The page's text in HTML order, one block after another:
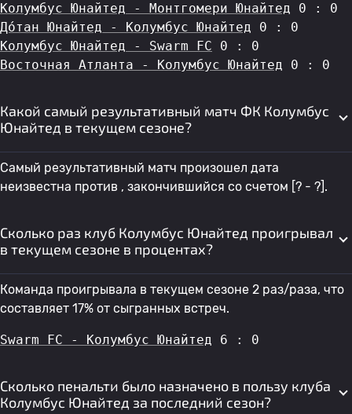
Колумбус Юнайтед - Монтгомери Юнайтед 0 : 0
До́тан Юнайтед - Колумбус Юнайтед 0 : 0
Колумбус Юнайтед - Swarm FC 0 : 0
Восточная Атланта - Колумбус Юнайтед 0 : 0
Какой самый результативный матч ФК Колумбус
Юнайтед в текущем сезоне?
Самый результативный матч произошел дата
неизвестна против , закончившийся со счетом [? - ?].
Сколько раз клуб Колумбус Юнайтед проигрывал
в текущем сезоне в процентах?
Команда проигрывала в текущем сезоне 2 раз/раза, что
составляет 17% от сыгранных встреч.
Swarm FC - Колумбус Юнайтед 6 : 0
Сколько пенальти было назначено в пользу клуба
Колумбус Юнайтед за последний сезон?